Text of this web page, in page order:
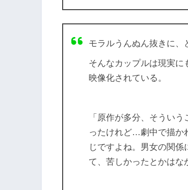
モラルうんぬん抜きに、
そんなカップルは現実
映像化されている。
「原作が多分、そうい
ったけれど…劇中で描か
じですよね。男女の関
て、苦しかったとかはな